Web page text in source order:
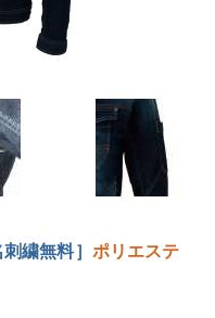
繍無料］ ポリエステ